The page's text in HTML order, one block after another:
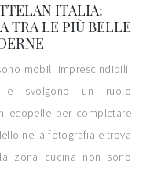
ITALIA:
TRA LE PIÙ BELLE
mobili imprescindibili:
e svolgono un ruolo
ecopelle per completare
nella fotografia e trova
zona cucina non sono